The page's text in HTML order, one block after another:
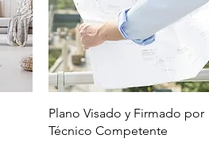
Vista rápida
Plano Visado y Firmado por
Técnico Competente